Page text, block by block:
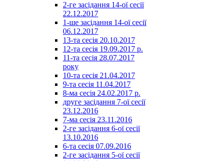
2-ге засідання 14-ої сесії
22.12.2017
1-ше засідання 14-ої сесії
06.12.2017
13-та сесія 20.10.2017
12-та сесія 19.09.2017 р.
11-та сесія 28.07.2017
року
10-та сесія 21.04.2017
9-та сесія 11.04.2017
8-ма сесія 24.02.2017 р.
друге засідання 7-ої сесії
23.12.2016
7-ма сесія 23.11.2016
2-ге засідання 6-ої сесії
13.10.2016
6-та сесія 07.09.2016
2-ге засідання 5-ої сесії